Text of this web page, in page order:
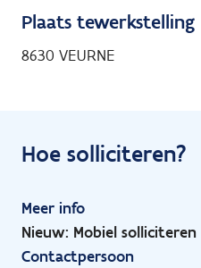
Plaats tewerkstelling
8630 VEURNE
Hoe solliciteren?
Meer info
Nieuw: Mobiel solliciteren
Contactpersoon